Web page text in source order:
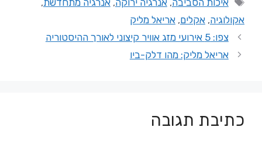
אקולוגיה, אקלים, אריאל מליק
צפו: 5 אירועי מזג אוויר קיצוני לאורך ההיסטוריה
אריאל מליק: מהו דלק-ביו
כתיבת תגובה